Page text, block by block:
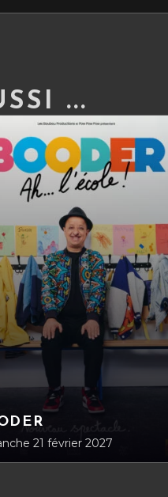
...
21 février 2027